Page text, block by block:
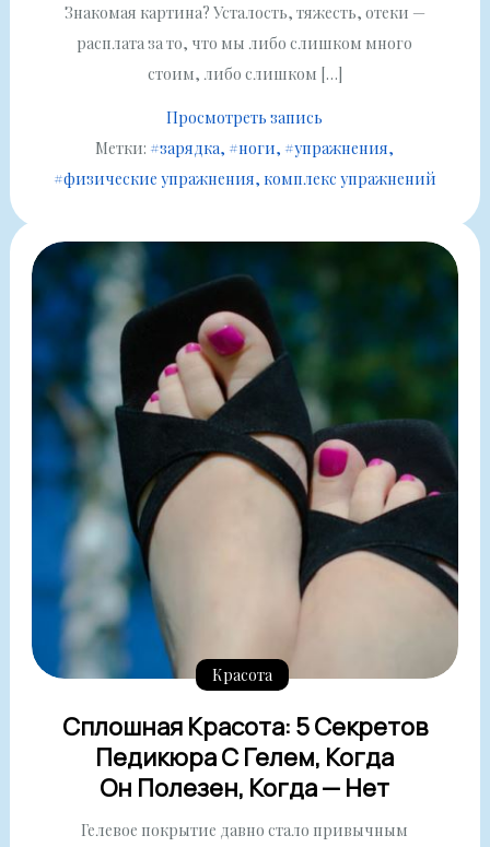
Знакомая картина? Усталость, тяжесть, отеки —
расплата за то, что мы либо слишком много
стоим, либо слишком […]
Просмотреть запись
Метки: #зарядка #ноги #упражнения
#физические упражнения комплекс упражнений
Красота
Сплошная Красота: 5 Секретов
Педикюра С Гелем, Когда
Он Полезен, Когда — Нет
Гелевое покрытие давно стало привычным